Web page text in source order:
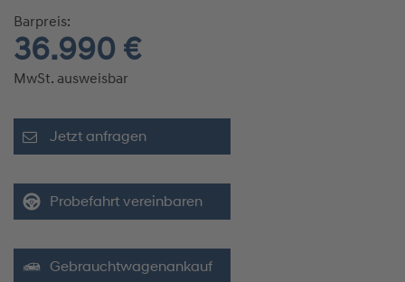
Barpreis:
36.990 €
MwSt. ausweisbar
Jetzt anfragen
Probefahrt vereinbaren
Gebrauchtwagenankauf